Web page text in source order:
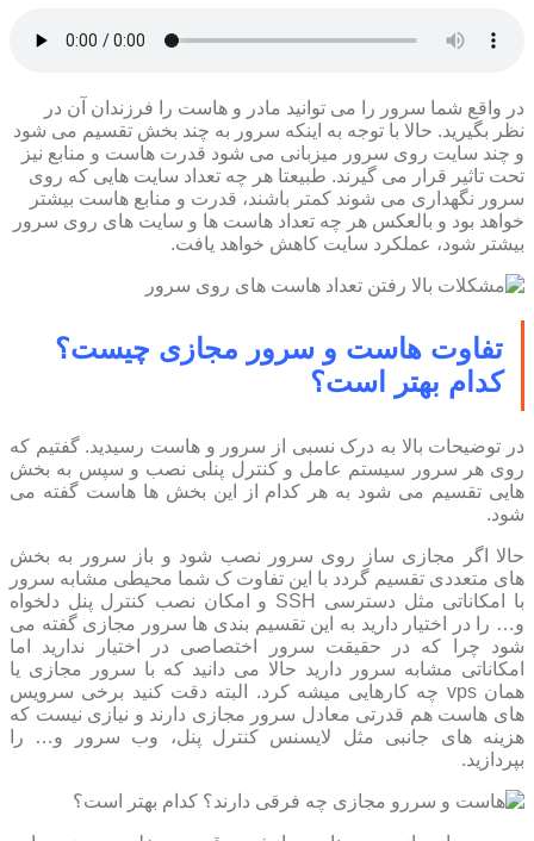
در واقع شما سرور را می توانید مادر و هاست را فرزندان آن در
نظر بگیرید. حالا با توجه به اینکه سرور به چند بخش تقسیم می شود
و چند سایت روی سرور میزبانی می شود قدرت هاست و منابع نیز
تحت تاثیر قرار می گیرند. طبیعتا هر چه تعداد سایت هایی که روی
سرور نگهداری می شوند کمتر باشند، قدرت و منابع هاست بیشتر
خواهد بود و بالعکس هر چه تعداد هاست ها و سایت های روی سرور
بیشتر شود، عملکرد سایت کاهش خواهد یافت.
تفاوت هاست و سرور مجازی چیست؟
کدام بهتر است؟
در توضیحات بالا به درک نسبی از سرور و هاست رسیدید. گفتیم که
روی هر سرور سیستم عامل و کنترل پنلی نصب و سپس به بخش
هایی تقسیم می شود به هر کدام از این بخش ها هاست گفته می
شود.
حالا اگر مجازی ساز روی سرور نصب شود و باز سرور به بخش
های متعددی تقسیم گردد با این تفاوت ک شما محیطی مشابه سرور
با امکاناتی مثل دسترسی SSH و امکان نصب کنترل پنل دلخواه
و… را در اختیار دارید به این تقسیم بندی ها سرور مجازی گفته می
شود چرا که در حقیقت سرور اختصاصی در اختیار ندارید اما
امکاناتی مشابه سرور دارید حالا می دانید که با سرور مجازی یا
همان vps چه کارهایی میشه کرد. البته دقت کنید برخی سرویس
های هاست هم قدرتی معادل سرور مجازی دارند و نیازی نیست که
هزینه های جانبی مثل لایسنس کنترل پنل، وب سرور و… را
بپردازید.